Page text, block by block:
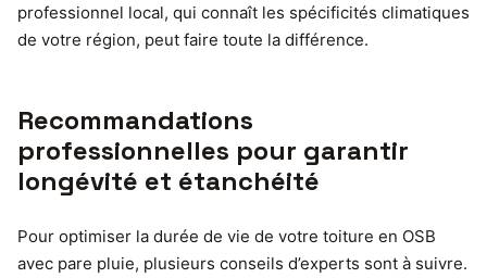
professionnel local, qui connaît les spécificités climatiques
de votre région, peut faire toute la différence.
Recommandations
professionnelles pour garantir
longévité et étanchéité
Pour optimiser la durée de vie de votre toiture en OSB
avec pare pluie, plusieurs conseils d’experts sont à suivre.